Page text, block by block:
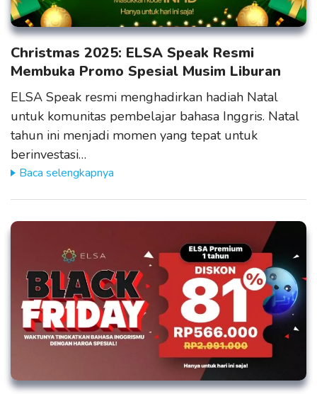
Christmas 2025: ELSA Speak Resmi
Membuka Promo Spesial Musim Liburan
ELSA Speak resmi menghadirkan hadiah Natal
untuk komunitas pembelajar bahasa Inggris. Natal
tahun ini menjadi momen yang tepat untuk
berinvestasi…
Baca selengkapnya